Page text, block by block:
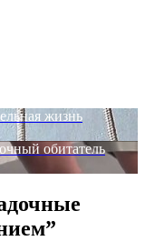
жизнь
обитатель
”